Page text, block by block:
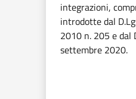
integrazioni,
introdotte dal
2010 n. 205 e dal
settembre 2020.